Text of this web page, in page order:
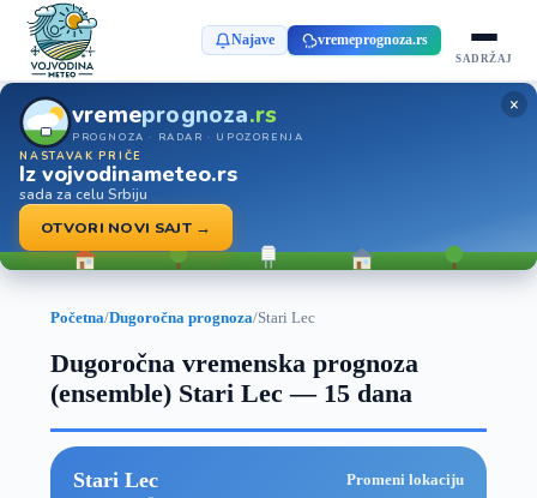
Najave vremeprognoza.rs
SADRŽAJ
vremeprognoza.rs
PROGNOZA · RADAR · UPOZORENJA
NASTAVAK PRIČE
Iz vojvodinameteo.rs
sada za celu Srbiju
OTVORI NOVI SAJT →
×
Početna/Dugoročna prognoza/Stari Lec
Dugoročna vremenska prognoza
(ensemble) Stari Lec — 15 dana
Stari Lec Promeni lokaciju